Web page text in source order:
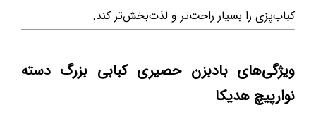
کباب‌پزی را بسیار راحت‌تر و لذت‌بخش‌تر کند.
ویژگی‌های بادبزن حصیری کبابی بزرگ دسته
نوارپیچ هدیکا